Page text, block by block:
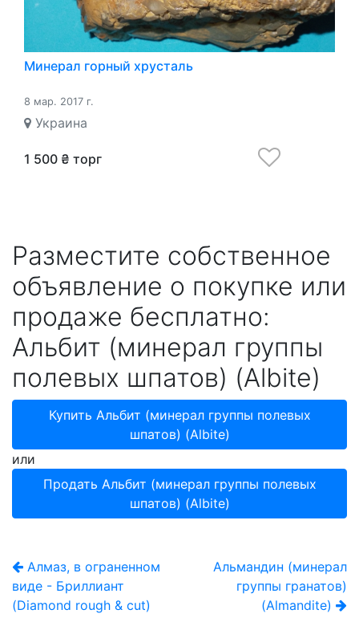
Минерал горный хрусталь
8 мар. 2017 г.
Украина
1 500 ₴ торг
Разместите собственное
объявление о покупке или
продаже бесплатно:
Альбит (минерал группы
полевых шпатов) (Albite)
Купить Альбит (минерал группы полевых
шпатов) (Albite)
или
Продать Альбит (минерал группы полевых
шпатов) (Albite)
Алмаз, в ограненном
виде - Бриллиант
(Diamond rough & cut)
Альмандин (минерал
группы гранатов)
(Almandite)